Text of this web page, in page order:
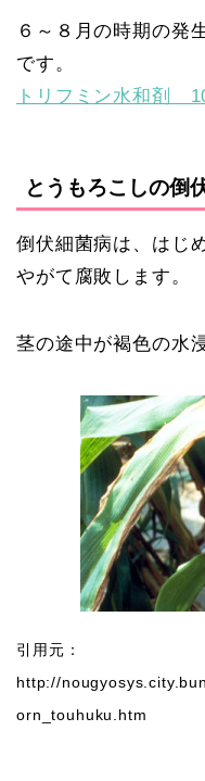
６～８月の時期の発
です。
トリフミン水和剤
とうもろこしの倒
倒伏細菌病は、はじ
やがて腐敗します。
茎の途中が褐色の水
引用元：
http://
orn_touhuku.htm